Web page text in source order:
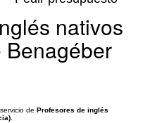
nativos
de Profesores de inglés